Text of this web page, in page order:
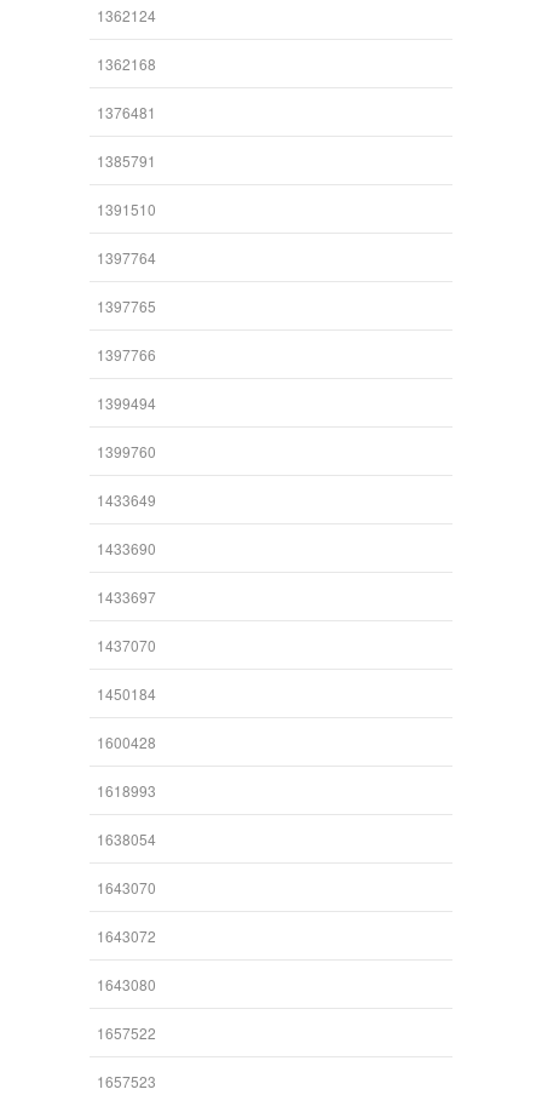
1362124
1362168
1376481
1385791
1391510
1397764
1397765
1397766
1399494
1399760
1433649
1433690
1433697
1437070
1450184
1600428
1618993
1638054
1643070
1643072
1643080
1657522
1657523